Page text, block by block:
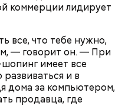
коммерции лидирует
все, что тебе нужно,
— говорит он. — При
имеет все
и в
дома за компьютером,
продавца, где
рефинансировать
можно снизить
прошло уже
При зачислении
карту вы можете
на счет, с каждым
вам иметь некий
эксперт.